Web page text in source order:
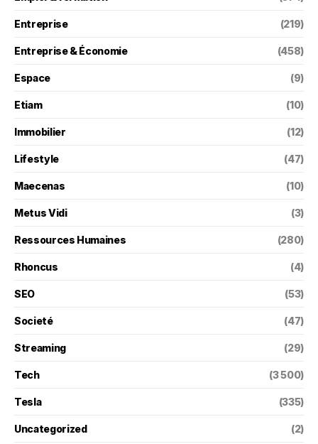
Entreprise (219)
Entreprise & Économie (458)
Espace (9)
Etiam (10)
Immobilier (12)
Lifestyle (47)
Maecenas (10)
Metus Vidi (3)
Ressources Humaines (280)
Rhoncus (4)
SEO (53)
Societé (47)
Streaming (29)
Tech (3 500)
Tesla (335)
Uncategorized (2)